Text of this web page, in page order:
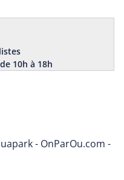
10h à 18h
- OnParOu.com -